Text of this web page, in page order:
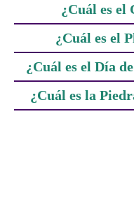
¿Cuál es el
¿Cuál es el
¿Cuál es el Día
¿Cuál es la